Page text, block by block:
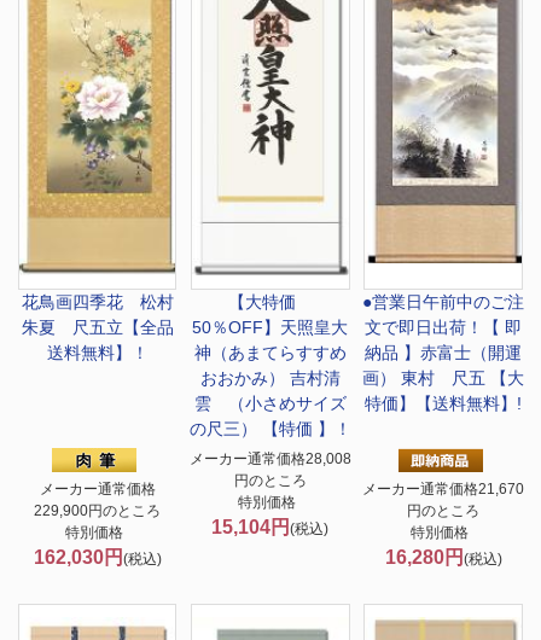
花鳥画四季花 松村
朱夏 尺五立【全品
送料無料】！
メーカー通常価格
229,900円のところ
特別価格
162,030円 (税込)
【大特価
50％OFF】 天照皇大
神（あまてらすすめ
おおかみ） 吉村清
雲 （小さめサイズ
の尺三） 【特価 】！
メーカー通常価格28,008
円のところ
特別価格
15,104円(税込)
●営業日午前中のご注
文で即日出荷！
【 即
納品 】赤富士（開運
画） 東村 尺五 【大
特価】【送料無料】!
メーカー通常価格21,670
円のところ
特別価格
16,280円 (税込)